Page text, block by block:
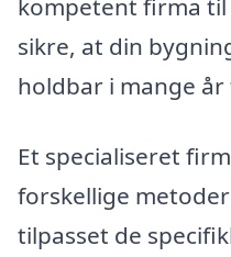
kompetent firma til
sikre, at din
holdbar i mange år
Et specialiseret
forskellige
tilpasset de